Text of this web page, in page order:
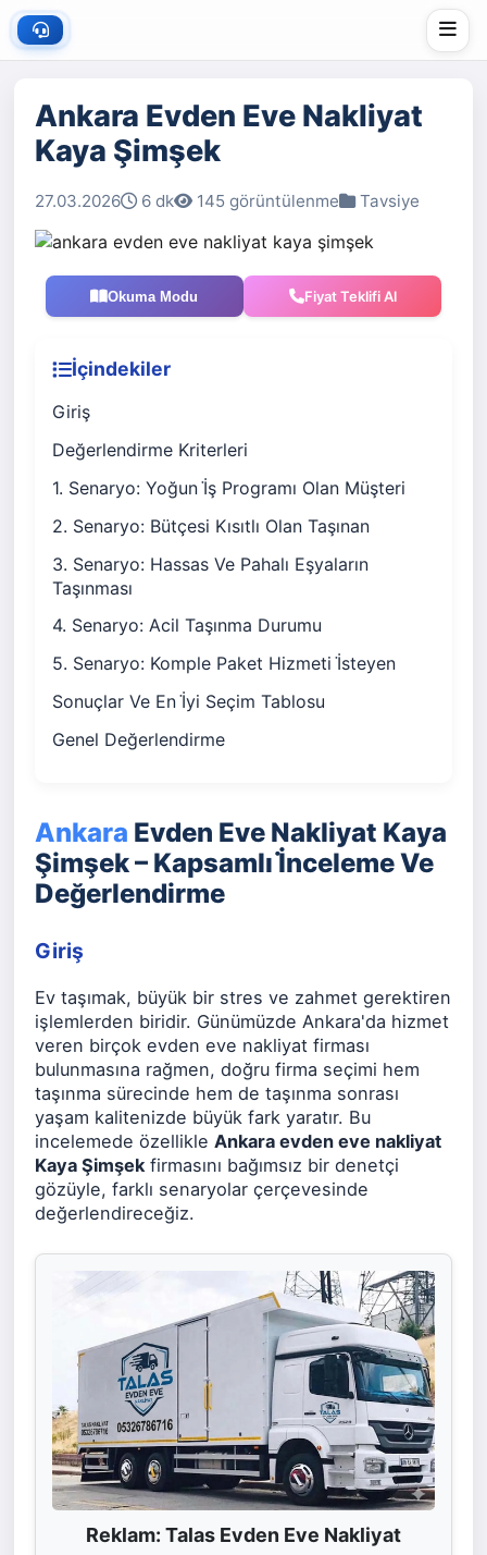
Ankara Evden Eve Nakliyat
Kaya Şimşek
27.03.2026 6 dk 145 görüntülenme Tavsiye
Okuma Modu Fiyat Teklifi Al
İçindekiler
Giriş
Değerlendirme Kriterleri
1. Senaryo: Yoğun İ̇ş Programı Olan Müşteri
2. Senaryo: Bütçesi Kısıtlı Olan Taşınan
3. Senaryo: Hassas Ve Pahalı Eşyaların
Taşınması
4. Senaryo: Acil Taşınma Durumu
5. Senaryo: Komple Paket Hizmeti İ̇steyen
Sonuçlar Ve En İ̇yi Seçim Tablosu
Genel Değerlendirme
Ankara Evden Eve Nakliyat Kaya
Şimşek – Kapsamlı İ̇nceleme Ve
Değerlendirme
Giriş
Ev taşımak, büyük bir stres ve zahmet gerektiren
işlemlerden biridir. Günümüzde Ankara'da hizmet
veren birçok evden eve nakliyat firması
bulunmasına rağmen, doğru firma seçimi hem
taşınma sürecinde hem de taşınma sonrası
yaşam kalitenizde büyük fark yaratır. Bu
incelemede özellikle Ankara evden eve nakliyat
Kaya Şimşekfirmasını bağımsız bir denetçi
gözüyle, farklı senaryolar çerçevesinde
değerlendireceğiz.
Reklam: Talas Evden Eve Nakliyat